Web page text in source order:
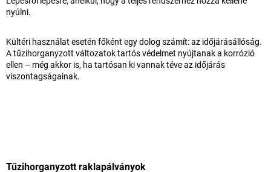
nyúlni.
Kültéri használat esetén főként egy dolog számít: az időjárásállóság.
A tűzihorganyzott változatok tartós védelmet nyújtanak a korrózió
ellen – még akkor is, ha tartósan ki vannak téve az időjárás
viszontagságainak.
Tűzihorganyzott raklapálványok